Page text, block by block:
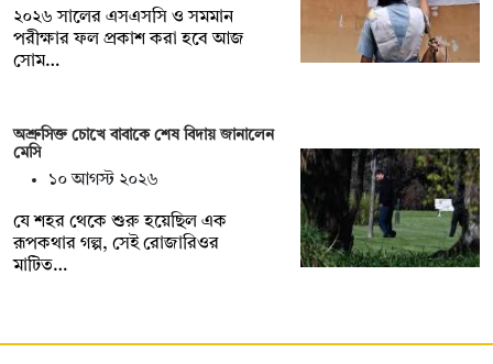
২০২৬ সালের এসএসসি ও সমমান
পরীক্ষার ফল প্রকাশ করা হবে আজ
সোম…
অশ্রুসিক্ত চোখে বাবাকে শেষ বিদায় জানালেন
মেসি
১০ আগস্ট ২০২৬
যে শহর থেকে শুরু হয়েছিল এক
রূপকথার গল্প, সেই রোজারিওর
মাটিত…